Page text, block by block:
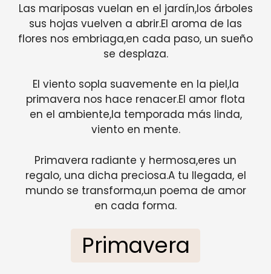
Las mariposas vuelan en el jardín,los árboles
sus hojas vuelven a abrir.El aroma de las
flores nos embriaga,en cada paso, un sueño
se desplaza.
El viento sopla suavemente en la piel,la
primavera nos hace renacer.El amor flota
en el ambiente,la temporada más linda,
viento en mente.
Primavera radiante y hermosa,eres un
regalo, una dicha preciosa.A tu llegada, el
mundo se transforma,un poema de amor
en cada forma.
Primavera